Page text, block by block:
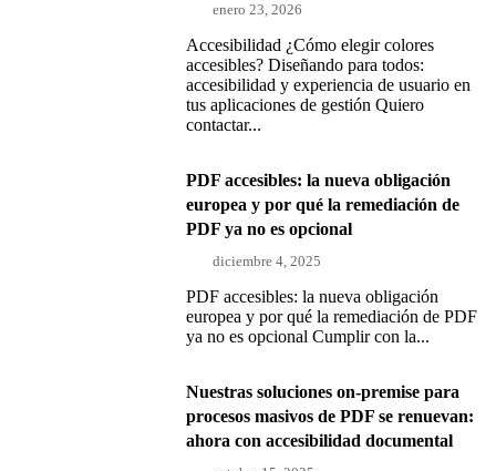
enero 23, 2026
Accesibilidad ¿Cómo elegir colores
accesibles? Diseñando para todos:
accesibilidad y experiencia de usuario en
tus aplicaciones de gestión Quiero
contactar...
PDF accesibles: la nueva obligación
europea y por qué la remediación de
PDF ya no es opcional
diciembre 4, 2025
PDF accesibles: la nueva obligación
europea y por qué la remediación de PDF
ya no es opcional Cumplir con la...
Nuestras soluciones on-premise para
procesos masivos de PDF se renuevan:
ahora con accesibilidad documental